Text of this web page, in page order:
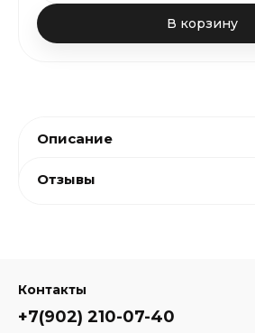
В корзину
Описание
Отзывы
Контакты
+7(902) 210-07-40